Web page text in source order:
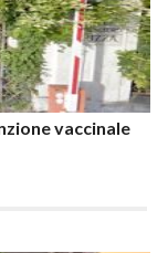
vaccinale